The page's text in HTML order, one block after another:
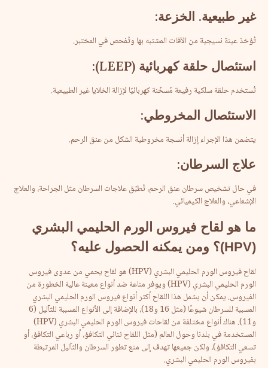
غير طبيعية. الخزعة:
تُؤخذ عينة نسيجية من الآفات المشتبه بها وتُفحص في المختبر.
استئصال حلقة كهربائية (LEEP):
تُستخدم حلقة سلكية رفيعة مُسخّنة كهربائيًا لإزالة الخلايا غير الطبيعية.
الاستئصال المخروطي:
يتضمن هذا الإجراء إزالة أنسجة مخروطية الشكل من عنق الرحم.
علاج السرطان:
في حال تشخيص سرطان عنق الرحم، تُطبّق علاجات السرطان مثل الجراحة، والعلاج
الإشعاعي، والعلاج الكيميائي.
ما هو لقاح فيروس الورم الحليمي البشري
(HPV)
؟ ومن يمكنه الحصول عليه؟
لقاح فيروس الورم الحليمي البشري (HPV) هو لقاح يحمي من عدوى فيروس
الورم الحليمي البشري (HPV) ويوفر مناعة ضد أنواع معينة عالية الخطورة من
الفيروس. يمكن أن يشمل هذا اللقاح أكثر أنواع فيروس الورم الحليمي البشري
المسببة للسرطان شيوعًا (مثل 16 و18)، بالإضافة إلى الأنواع المسببة للثآليل (6
و11). هناك أنواع مختلفة من لقاحات فيروس الورم الحليمي البشري (HPV)
المستخدمة في بلدنا وحول العالم (مثل اللقاح ثنائي التكافؤ، أو رباعي التكافؤ، أو
تسعي التكافؤ)، ولكن جميعها تهدف إلى منع تطور السرطان والثآليل المرتبطة
بفيروس الورم الحليمي البشري.